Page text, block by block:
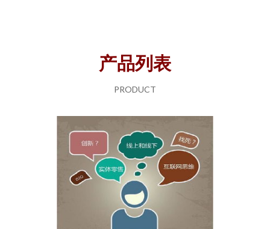
产品列表
PRODUCT